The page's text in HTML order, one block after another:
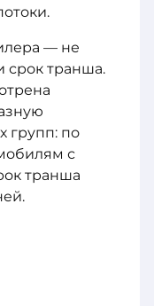
— не
срок транша.
групп: по
с
транша